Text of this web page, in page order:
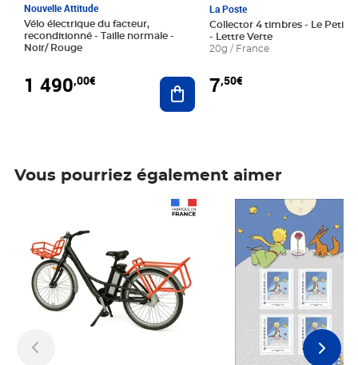
Nouvelle Attitude
Vélo électrique du facteur,
reconditionné - Taille normale -
Noir/ Rouge
1 490,00€ Ajouter au panier
La Poste
Collector 4 timbres - Le Petit
- Lettre Verte
20g / France
7,50€
Vous pourriez également aimer
Prix 7,50€